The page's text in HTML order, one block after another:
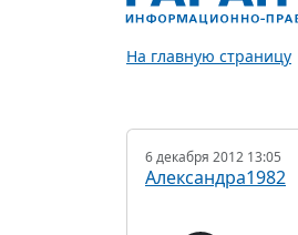
На главную страницу
6 декабря 2012 13:05
Александра1982